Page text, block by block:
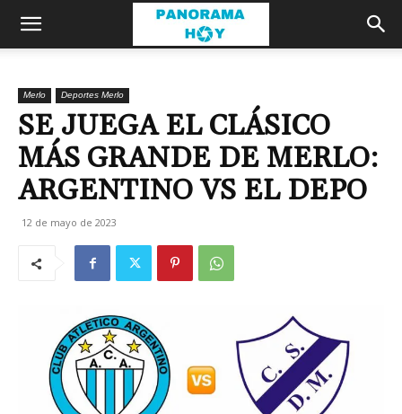
Merlo Deportes Merlo
SE JUEGA EL CLÁSICO
MÁS GRANDE DE MERLO:
ARGENTINO VS EL DEPO
12 de mayo de 2023